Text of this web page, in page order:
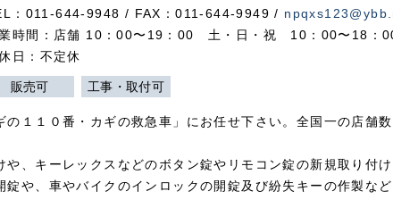
：011-644-9948 / FAX：011-644-9949 /
時間：店舗 10：00〜19：00 土・日・祝 10：00〜18：
日：不定休
販売可 工事・取付可
の１１０番・カギの救急車」にお任せ下さい。全国一の店舗
や、キーレックスなどのボタン錠やリモコン錠の新規取り付
錠や、車やバイクのインロックの開錠及び紛失キーの作製な